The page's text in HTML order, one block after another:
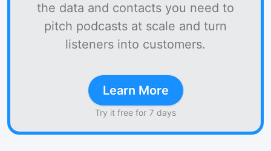
the data and contacts you need to
pitch podcasts at scale and turn
listeners into customers.
Learn More
Try it free for 7 days